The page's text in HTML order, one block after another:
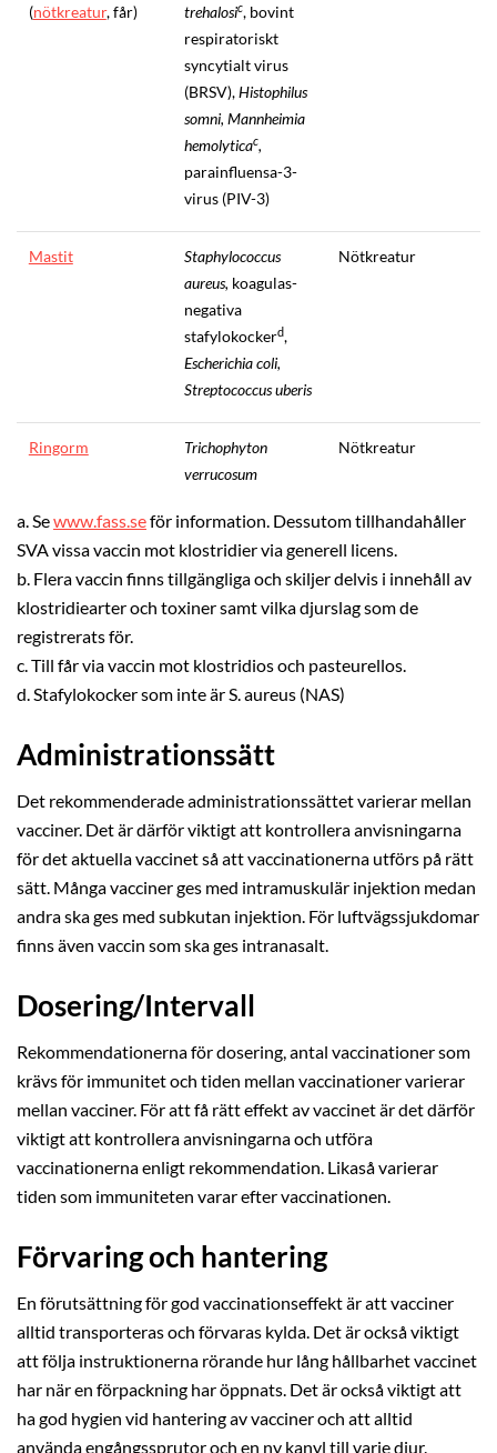
(nötkreatur, får) trehalosic, bovint
respiratoriskt
syncytialt virus
(BRSV),Histophilus
somni, Mannheimia
hemolyticac,
parainfluensa-3-
virus (PIV-3)
Mastit
Staphylococcus
aureus, koagulas-
negativa
stafylokockerd,
Escherichia coli,
Streptococcus uberis
Nötkreatur
Ringorm
Trichophyton
verrucosum
Nötkreatur
a. Sewww.fass.seför information. Dessutom tillhandahåller
SVA vissa vaccin mot klostridier via generell licens.
b. Flera vaccin finns tillgängliga och skiljer delvis i innehåll av
klostridiearter och toxiner samt vilka djurslag som de
registrerats för.
c. Till får via vaccin mot klostridios och pasteurellos.
d. Stafylokocker som inte är S. aureus (NAS)
Administrationssätt
Det rekommenderade administrationssättet varierar mellan
vacciner. Det är därför viktigt att kontrollera anvisningarna
för det aktuella vaccinet så att vaccinationerna utförs på rätt
sätt. Många vacciner ges med intramuskulär injektion medan
andra ska ges med subkutan injektion. För luftvägssjukdomar
finns även vaccin som ska ges intranasalt.
Dosering/Intervall
Rekommendationerna för dosering, antal vaccinationer som
krävs för immunitet och tiden mellan vaccinationer varierar
mellan vacciner. För att få rätt effekt av vaccinet är det därför
viktigt att kontrollera anvisningarna och utföra
vaccinationerna enligt rekommendation. Likaså varierar
tiden som immuniteten varar efter vaccinationen.
Förvaring och hantering
En förutsättning för god vaccinationseffekt är att vacciner
alltid transporteras och förvaras kylda. Det är också viktigt
att följa instruktionerna rörande hur lång hållbarhet vaccinet
har när en förpackning har öppnats. Det är också viktigt att
ha god hygien vid hantering av vacciner och att alltid
använda engångssprutor och en ny kanyl till varje djur.